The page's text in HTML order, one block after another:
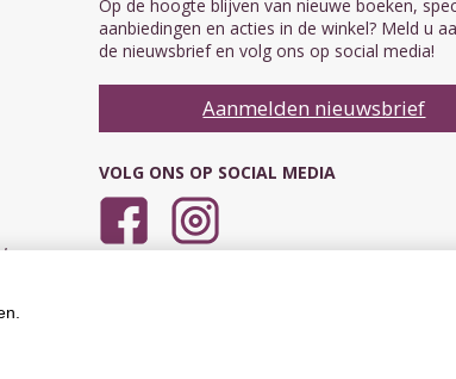
Op de hoogte blijven van nieuwe boeken,
aanbiedingen en acties in de winkel? Meld u
de nieuwsbrief en volg ons op social media!
Aanmelden nieuwsbrief
VOLG ONS OP SOCIAL MEDIA